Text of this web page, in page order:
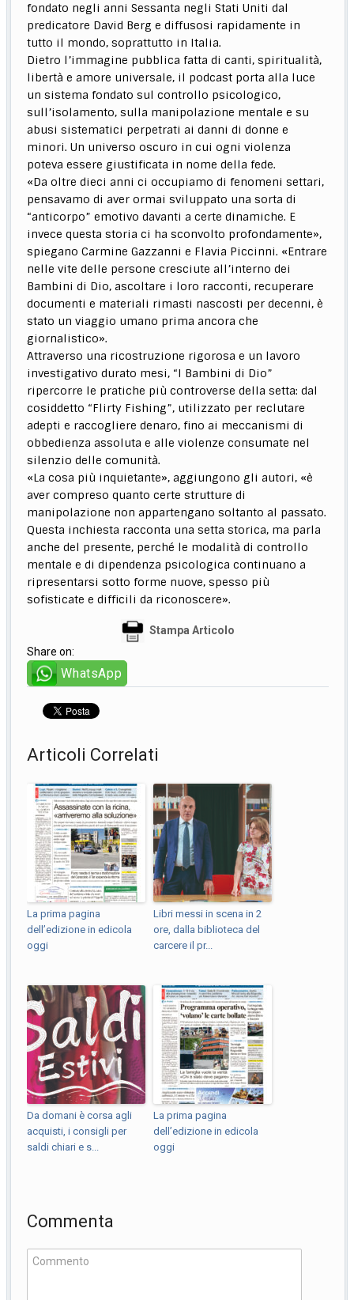
fondato negli anni Sessanta negli Stati Uniti dal
predicatore David Berg e diffusosi rapidamente in
tutto il mondo, soprattutto in Italia.
Dietro l’immagine pubblica fatta di canti, spiritualità,
libertà e amore universale, il podcast porta alla luce
un sistema fondato sul controllo psicologico,
sull’isolamento, sulla manipolazione mentale e su
abusi sistematici perpetrati ai danni di donne e
minori. Un universo oscuro in cui ogni violenza
poteva essere giustificata in nome della fede.
«Da oltre dieci anni ci occupiamo di fenomeni settari,
pensavamo di aver ormai sviluppato una sorta di
“anticorpo” emotivo davanti a certe dinamiche. E
invece questa storia ci ha sconvolto profondamente»,
spiegano Carmine Gazzanni e Flavia Piccinni. «Entrare
nelle vite delle persone cresciute all’interno dei
Bambini di Dio, ascoltare i loro racconti, recuperare
documenti e materiali rimasti nascosti per decenni, è
stato un viaggio umano prima ancora che
giornalistico».
Attraverso una ricostruzione rigorosa e un lavoro
investigativo durato mesi, “I Bambini di Dio”
ripercorre le pratiche più controverse della setta: dal
cosiddetto “Flirty Fishing”, utilizzato per reclutare
adepti e raccogliere denaro, fino ai meccanismi di
obbedienza assoluta e alle violenze consumate nel
silenzio delle comunità.
«La cosa più inquietante», aggiungono gli autori, «è
aver compreso quanto certe strutture di
manipolazione non appartengano soltanto al passato.
Questa inchiesta racconta una setta storica, ma parla
anche del presente, perché le modalità di controllo
mentale e di dipendenza psicologica continuano a
ripresentarsi sotto forme nuove, spesso più
sofisticate e difficili da riconoscere».
Stampa Articolo
Share on:
WhatsApp
Articoli Correlati
La prima pagina
dell’edizione in edicola
oggi
Libri messi in scena in 2
ore, dalla biblioteca del
carcere il pr...
Da domani è corsa agli
acquisti, i consigli per
saldi chiari e s...
La prima pagina
dell’edizione in edicola
oggi
Commenta